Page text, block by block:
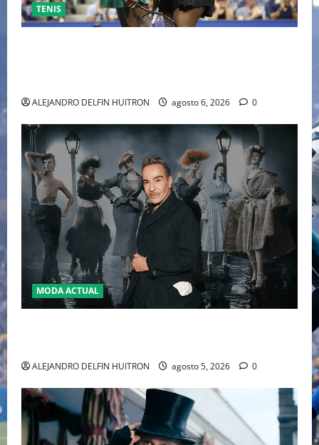
TENIS
ALEJANDRO DELFIN HUITRON agosto 6, 2026 0
MODA ACTUAL
ALEJANDRO DELFIN HUITRON agosto 5, 2026 0